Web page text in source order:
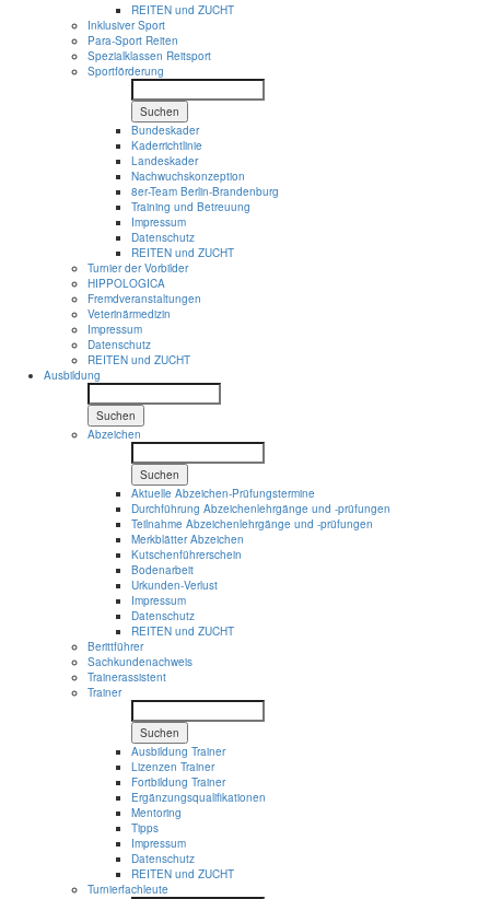
REITEN und ZUCHT
Inklusiver Sport
Para-Sport Reiten
Spezialklassen Reitsport
Sportförderung
Suchen
Bundeskader
Kaderrichtlinie
Landeskader
Nachwuchskonzeption
8er-Team Berlin-Brandenburg
Training und Betreuung
Impressum
Datenschutz
REITEN und ZUCHT
Turnier der Vorbilder
HIPPOLOGICA
Fremdveranstaltungen
Veterinärmedizin
Impressum
Datenschutz
REITEN und ZUCHT
Ausbildung
Suchen
Abzeichen
Suchen
Aktuelle Abzeichen-Prüfungstermine
Durchführung Abzeichenlehrgänge und -prüfungen
Teilnahme Abzeichenlehrgänge und -prüfungen
Merkblätter Abzeichen
Kutschenführerschein
Bodenarbeit
Urkunden-Verlust
Impressum
Datenschutz
REITEN und ZUCHT
Berittführer
Sachkundenachweis
Trainerassistent
Trainer
Suchen
Ausbildung Trainer
Lizenzen Trainer
Fortbildung Trainer
Ergänzungsqualifikationen
Mentoring
Tipps
Impressum
Datenschutz
REITEN und ZUCHT
Turnierfachleute